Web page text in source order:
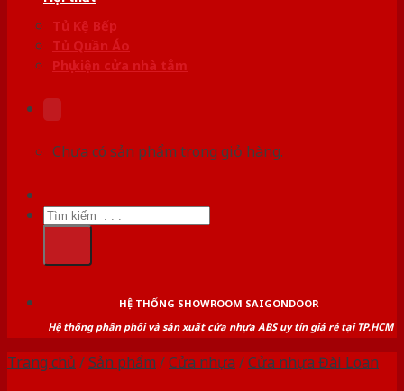
Tủ Kệ Bếp
Tủ Quần Áo
Phụ kiện cửa nhà tắm
Chưa có sản phẩm trong giỏ hàng.
Tìm
kiếm:
HỆ THỐNG SHOWROOM SAIGONDOOR
Hệ thống phân phối và sản xuất cửa nhựa ABS uy tín giá rẻ tại TP.HCM
Trang chủ /Sản phẩm /Cửa nhựa /Cửa nhựa Đài Loan